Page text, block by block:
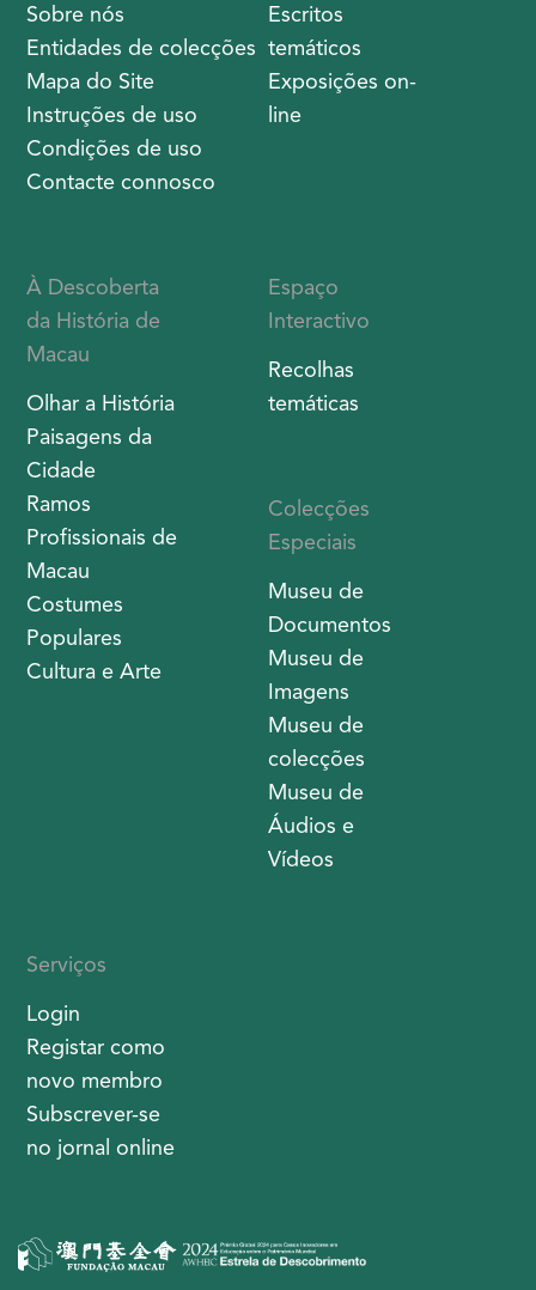
Sobre nós
Entidades de colecções
Mapa do Site
Instruções de uso
Condições de uso
Contacte connosco
Escritos
temáticos
Exposições on-
line
À Descoberta
da História de
Macau
Olhar a História
Paisagens da
Cidade
Ramos
Profissionais de
Macau
Costumes
Populares
Cultura e Arte
Espaço
Interactivo
Recolhas
temáticas
Colecções
Especiais
Museu de
Documentos
Museu de
Imagens
Museu de
colecções
Museu de
Áudios e
Vídeos
Serviços
Login
Registar como
novo membro
Subscrever-se
no jornal online